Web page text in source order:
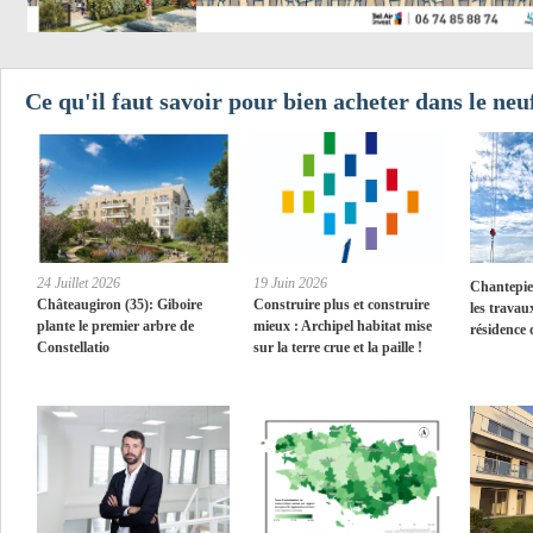
Ce qu'il faut savoir pour bien acheter dans le
24 Juillet 2026
Châteaugiron (35): Giboire
plante le premier arbre de
Constellatio
19 Juin 2026
Construire plus et construire
mieux : Archipel habitat mise
sur la terre crue et la paille !
les
résidence